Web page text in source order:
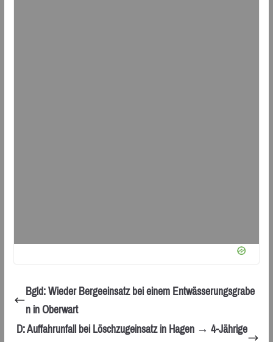
Bgld: Wieder Bergeeinsatz bei einem Entwässerungsgrabe
n in Oberwart
D: Auffahrunfall bei Löschzugeinsatz in Hagen → 4-Jährige